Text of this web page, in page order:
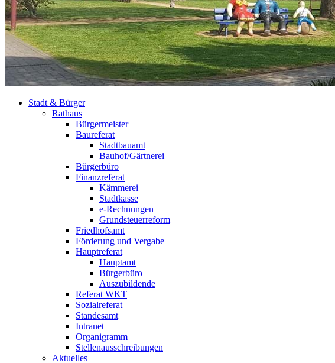
Stadt & Bürger
Rathaus
Bürgermeister
Baureferat
Stadtbauamt
Bauhof/Gärtnerei
Bürgerbüro
Finanzreferat
Kämmerei
Stadtkasse
e-Rechnungen
Grundsteuerreform
Friedhofsamt
Förderung und Vergabe
Hauptreferat
Hauptamt
Bürgerbüro
Auszubildende
Referat WKT
Sozialreferat
Standesamt
Intranet
Organigramm
Stellenausschreibungen
Aktuelles